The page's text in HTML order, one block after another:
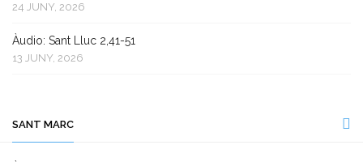
24 JUNY, 2026
Àudio: Sant Lluc 2,41-51
13 JUNY, 2026
SANT MARC